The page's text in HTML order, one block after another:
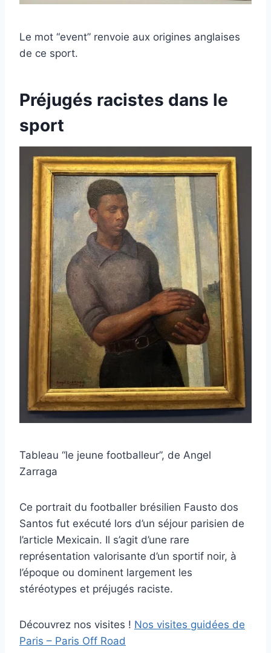
Le mot “event” renvoie aux origines anglaises
de ce sport.
Préjugés racistes dans le
sport
Tableau “le jeune footballeur”, de Angel
Zarraga
Ce portrait du footballer brésilien Fausto dos
Santos fut exécuté lors d’un séjour parisien de
l’article Mexicain. Il s’agit d’une rare
représentation valorisante d’un sportif noir, à
l’époque ou dominent largement les
stéréotypes et préjugés raciste.
Découvrez nos visites ! Nos visites guidées de
Paris – Paris Off Road